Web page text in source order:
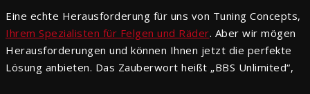
Eine echte Herausforderung für uns von Tuning Concepts,
Ihrem Spezialisten für Felgen und Räder. Aber wir mögen
Herausforderungen und können Ihnen jetzt die perfekte
Lösung anbieten. Das Zauberwort heißt „BBS Unlimited“,